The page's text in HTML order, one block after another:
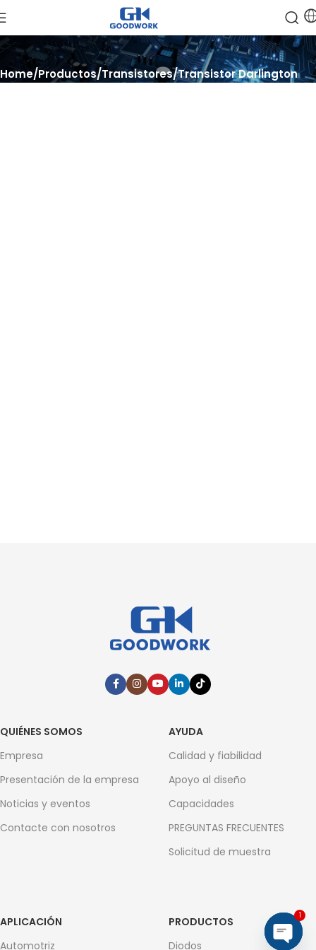
Home Productos Transistores Transistor Darlington
QUIÉNES SOMOS
Empresa
Presentación de la empresa
Noticias y eventos
Contacte con nosotros
AYUDA
Calidad y fiabilidad
Apoyo al diseño
Capacidades
PREGUNTAS FRECUENTES
Solicitud de muestra
APLICACIÓN
Automotriz
PRODUCTOS
Diodos
1